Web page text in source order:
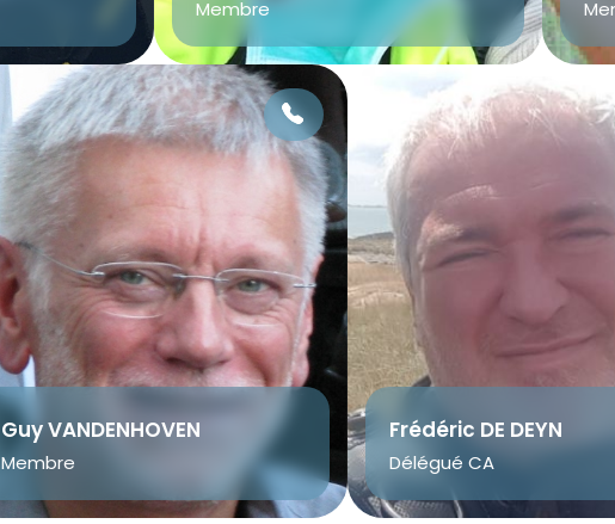
Membre
Guy VANDENHOVEN
Membre
Frédéric DE DEYN
Délégué CA